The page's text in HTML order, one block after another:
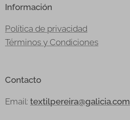
Información
Política de privacidad
Términos y Condiciones
Contacto
Email: textilpereira@galicia.com